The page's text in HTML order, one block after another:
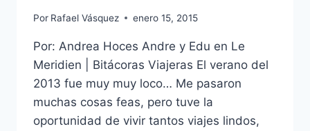
Por Rafael Vásquez enero 15, 2015
Por: Andrea Hoces Andre y Edu en Le
Meridien | Bitácoras Viajeras El verano del
2013 fue muy muy loco… Me pasaron
muchas cosas feas, pero tuve la
oportunidad de vivir tantos viajes lindos,